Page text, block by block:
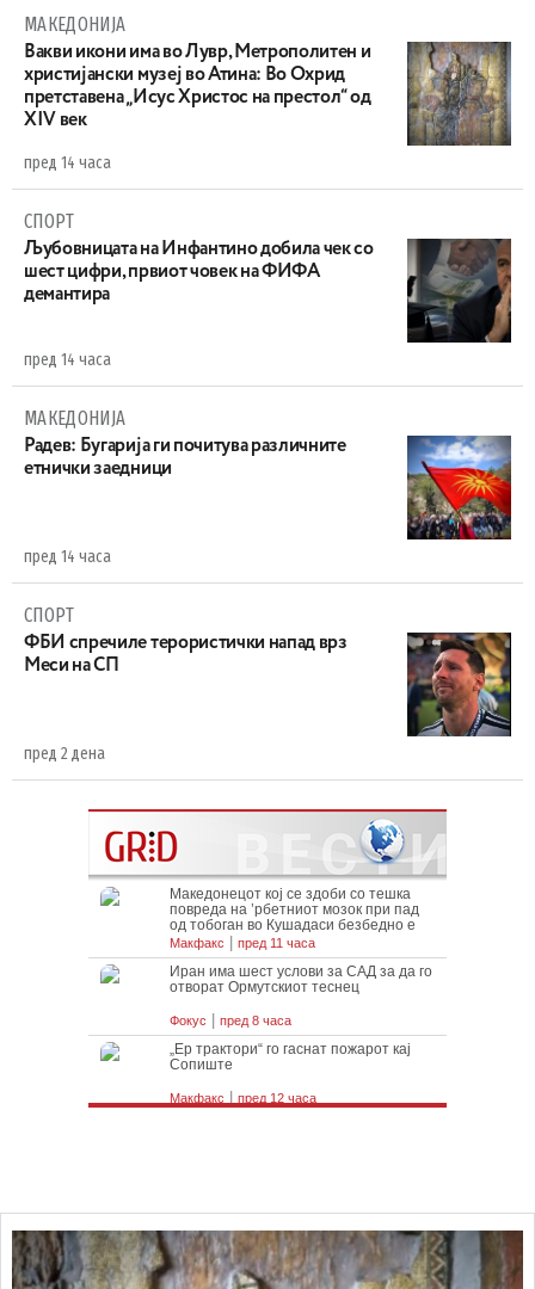
МАКЕДОНИЈА
Вакви икони има во Лувр, Метрополитен и
христијански музеј во Атина: Во Охрид
претставена „Исус Христос на престол“ од
XIV век
пред 14 часа
СПОРТ
Љубовницата на Инфантино добила чек со
шест цифри, првиот човек на ФИФА
демантира
пред 14 часа
МАКЕДОНИЈА
Радев: Бугарија ги почитува различните
етнички заедници
пред 14 часа
СПОРТ
ФБИ спречиле терористички напад врз
Меси на СП
пред 2 дена